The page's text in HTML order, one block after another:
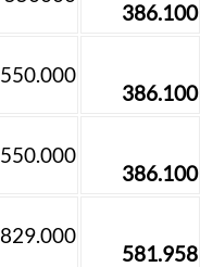
386.100
550.000
386.100
550.000
386.100
829.000
581.958